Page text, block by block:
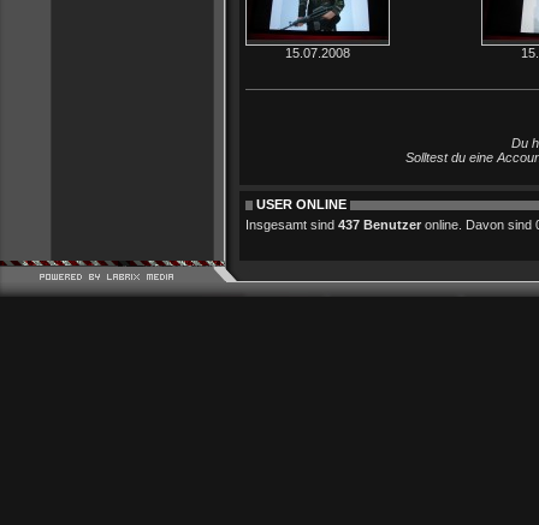
15.07.2008
Du
Solltest du eine
USER ONLINE
Insgesamt sind 437 Benutzer online. Davon sind